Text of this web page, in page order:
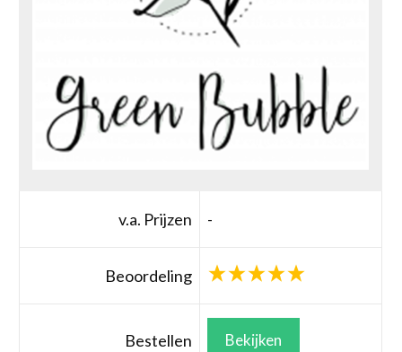
v.a. Prijzen -
Beoordeling
Bestellen Bekijken